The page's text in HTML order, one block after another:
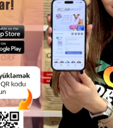
( Rəylər)
Çəki Qiymət
1 ədəd
4.30
ALMAQ